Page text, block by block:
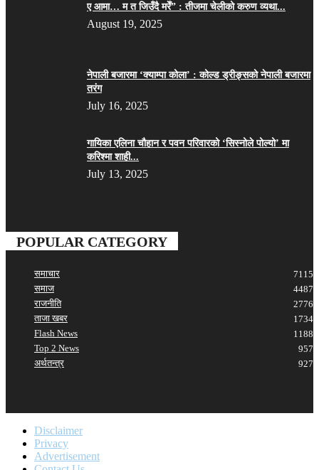
ए आमा… म त जिउँदै मरेँ” : तीजमा चेलीको करुण व्यथा...
August 19, 2025
नेपाली बजारमा ‘क्याम्पा कोला’ : कोल्ड ड्रीङ्सको नेपाली बजारमा
तरंग
July 16, 2025
गायिका एलिना चौहान र पवन परिवारको ‘सिस्नोले पोल्यो’ मा
करिश्मा शाही...
July 13, 2025
POPULAR CATEGORY
समाचार
7115
समाज
4487
राजनीति
2776
ताजा खबर
1734
Flash News
1188
Top 2 News
957
अर्थतन्त्र
927
Disclaimer
Privacy
Advertisement